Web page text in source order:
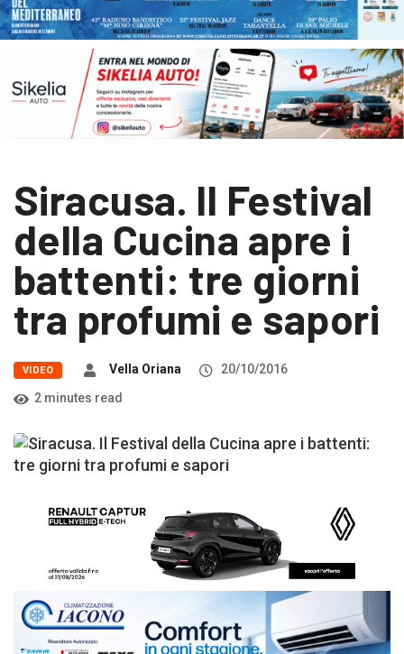
Siracusa. Il Festival
della Cucina apre i
battenti: tre giorni
tra profumi e sapori
VIDEO Vella Oriana
20/10/2016
2 minutes read